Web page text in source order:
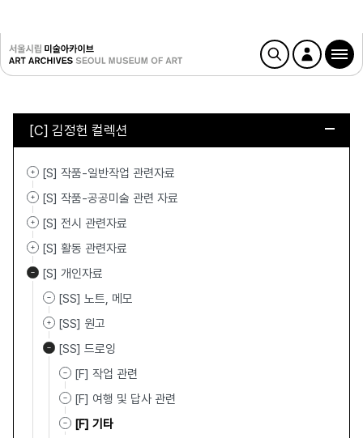
[C] 김정헌 컬렉션
[S] 작품-일반작업 관련자료
[S] 작품-공공미술 관련 자료
[S] 전시 관련자료
[S] 활동 관련자료
[S] 개인자료
[SS] 노트, 메모
[SS] 원고
[SS] 드로잉
[F] 작업 관련
[F] 여행 및 답사 관련
[F] 기타